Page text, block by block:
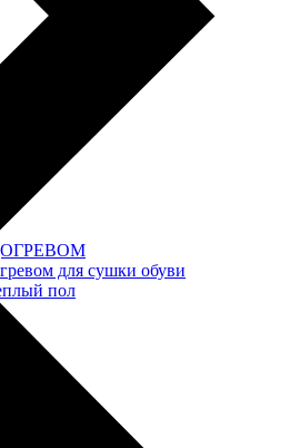
для сушки обуви
пол